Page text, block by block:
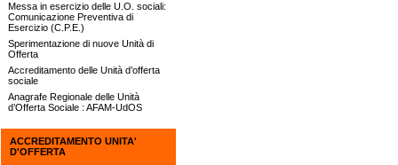
Messa in esercizio delle U.O. sociali:
Comunicazione Preventiva di
Esercizio (C.P.E.)
Sperimentazione di nuove Unità di
Offerta
Accreditamento delle Unità d’offerta
sociale
Anagrafe Regionale delle Unità
d’Offerta Sociale : AFAM-UdOS
ACCREDITAMENTO UNITA'
D'OFFERTA